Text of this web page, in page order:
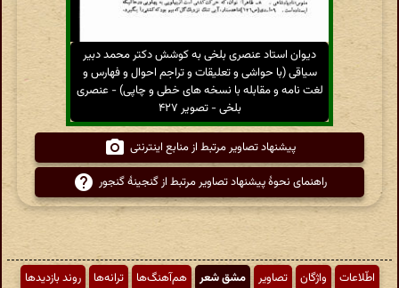
دیوان استاد عنصری بلخی به کوشش دکتر محمد دبیر
سیاقی (با حواشی و تعلیقات و تراجم احوال و فهارس و
لغت نامه و مقابله با نسخه های خطی و چاپی) - عنصری
بلخی - تصویر ۴۲۷
پیشنهاد تصاویر مرتبط از منابع اینترنتی
راهنمای نحوهٔ پیشنهاد تصاویر مرتبط از گنجینهٔ گنجور
اطّلاعات واژگان تصاویر مشق شعر هم‌آهنگ‌ها ترانه‌ها
روند بازدیدها